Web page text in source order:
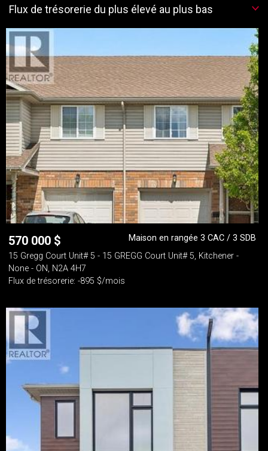
Flux de trésorerie du plus élevé au plus bas
570 000 $
Maison en rangée 3 CAC / 3 SDB
15 Gregg Court Unit# 5 - 15 GREGG Court Unit# 5, Kitchener -
None - ON, N2A 4H7
Flux de trésorerie: -895 $/mois